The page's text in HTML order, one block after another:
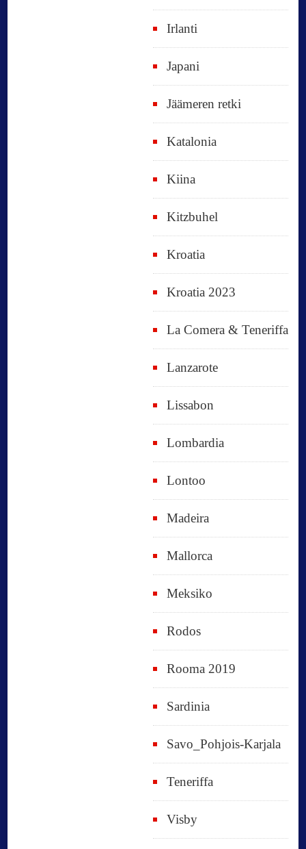
Irlanti
Japani
Jäämeren retki
Katalonia
Kiina
Kitzbuhel
Kroatia
Kroatia 2023
La Comera & Teneriffa
Lanzarote
Lissabon
Lombardia
Lontoo
Madeira
Mallorca
Meksiko
Rodos
Rooma 2019
Sardinia
Savo_Pohjois-Karjala
Teneriffa
Visby